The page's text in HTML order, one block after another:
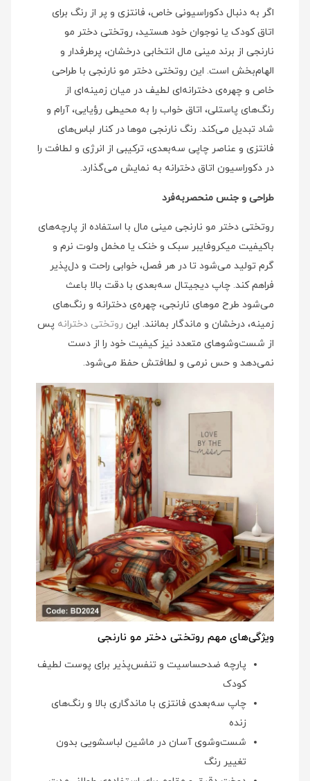
اگر به دنبال دکوراسیونی خاص، فانتزی و پر از رنگ برای
اتاق کودک یا نوجوان خود هستید، روتختی دختر مو
نارنجی از برند مینی‌ مال انتخابی درخشان، پرطرفدار و
الهام‌بخش است. این روتختی دختر مو نارنجی با طراحی
خاص و چهره‌ی دخترانه‌ای لطیف در میان زمینه‌ای از
رنگ‌های پاستلی، اتاق خواب را به محیطی رؤیایی، آرام و
شاد تبدیل می‌کند. رنگ نارنجی موها در کنار لباس‌های
فانتزی و عناصر چاپی سه‌بعدی، ترکیبی از انرژی و لطافت را
در دکوراسیون اتاق دخترانه به نمایش می‌گذارد.
طراحی و جنس منحصربه‌فرد
روتختی دختر مو نارنجی مینی‌ مال با استفاده از پارچه‌های
باکیفیت میکروفایبر سبک و خنک یا مخمل ولوت نرم و
گرم تولید می‌شود تا در هر فصل، خوابی راحت و دل‌پذیر
فراهم کند. چاپ دیجیتال سه‌بعدی با دقت بالا باعث
می‌شود طرح موهای نارنجی، چهره‌ی دخترانه و رنگ‌های
زمینه، درخشان و ماندگار بمانند. این روتختی دخترانه پس
از شست‌وشوهای متعدد نیز کیفیت خود را از دست
نمی‌دهد و حس نرمی و لطافتش حفظ می‌شود.
ویژگی‌های مهم روتختی دختر مو نارنجی
پارچه ضدحساسیت و تنفس‌پذیر برای پوست لطیف
کودک
چاپ سه‌بعدی فانتزی با ماندگاری بالا و رنگ‌های
زنده
شست‌وشوی آسان در ماشین لباسشویی بدون
تغییر رنگ